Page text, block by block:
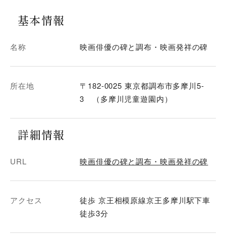
基本情報
名称 映画俳優の碑と調布・映画発祥の碑
所在地
〒182-0025 東京都調布市多摩川5-
3 （多摩川児童遊園内）
詳細情報
URL 映画俳優の碑と調布・映画発祥の碑
アクセス
徒歩 京王相模原線京王多摩川駅下車
徒歩3分